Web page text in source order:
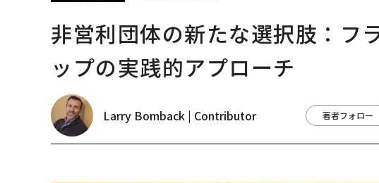
非営利団体の新たな選択肢：フ
ップの実践的アプローチ
Larry Bomback | Contributor 著者フォロー